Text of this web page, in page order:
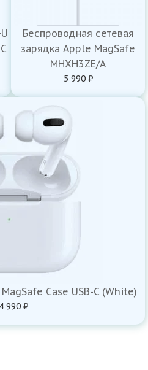
Беспроводная сетевая
зарядка Apple MagSafe
MHXH3ZE/A
5 990 ₽
Case USB-C (White)
990 ₽